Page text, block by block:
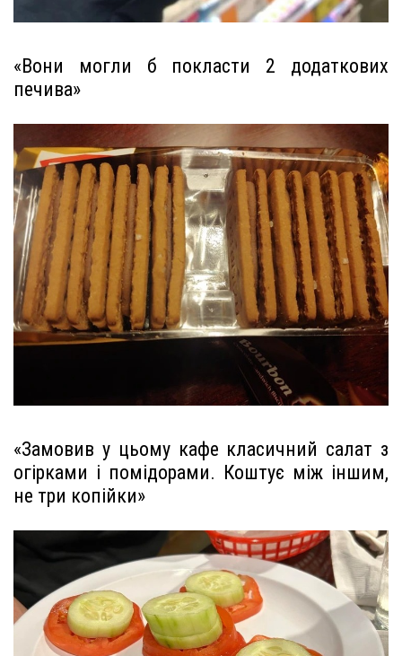
«Вони могли б покласти 2 додаткових
печива»
«Замовив у цьому кафе класичний салат з
огірками і помідорами. Коштує між іншим,
не три копійки»